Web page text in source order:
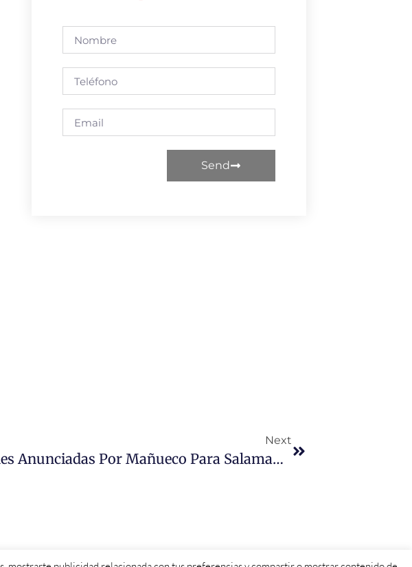
Send
Next
«Las Inversiones Anunciadas Por Mañueco Para Salamanca Son Una Mentira Más Y La Repetición De Las Prometidas En 2021 Aún Sin Ejecutar»